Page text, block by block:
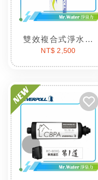
雙效複合式淨水器濾芯
NT$ 2,500